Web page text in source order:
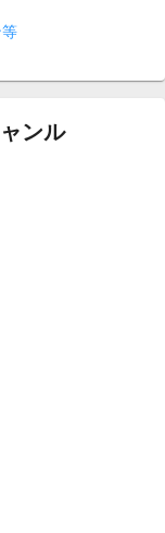
ンル